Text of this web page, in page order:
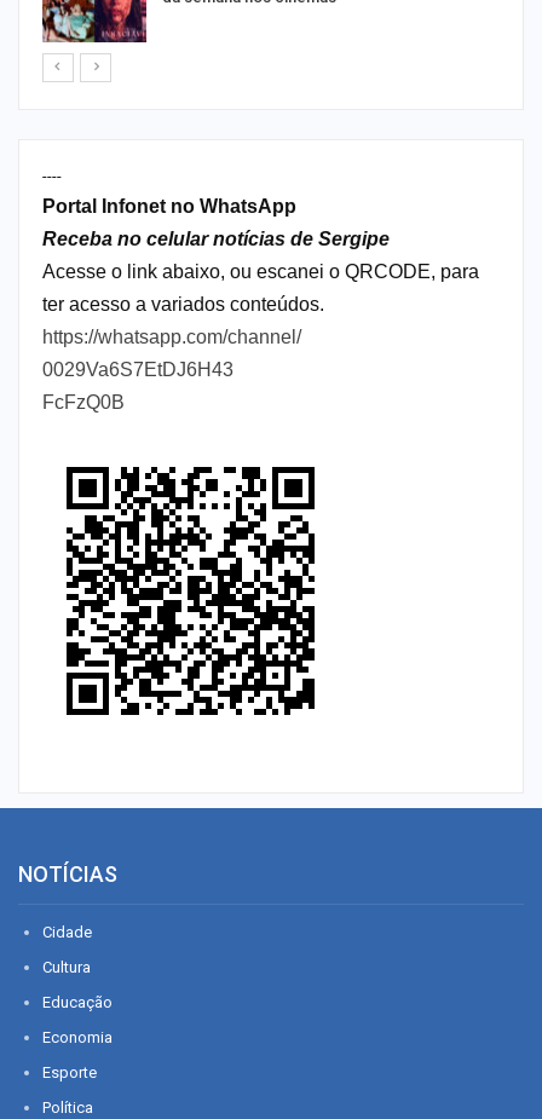
----
Portal Infonet no WhatsApp
Receba no celular notícias de Sergipe
Acesse o link abaixo, ou escanei o QRCODE, para
ter acesso a variados conteúdos.
https://whatsapp.com/channel/
0029Va6S7EtDJ6H43
FcFzQ0B
NOTÍCIAS
Cidade
Cultura
Educação
Economia
Esporte
Política